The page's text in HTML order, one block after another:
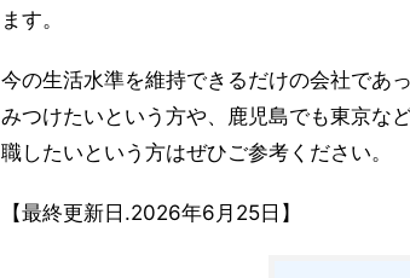
ます。
今の生活水準を維持できるだけの会社であ
みつけたいという方や、鹿児島でも東京な
職したいという方はぜひご参考ください。
【最終更新日.2026年6月25日】